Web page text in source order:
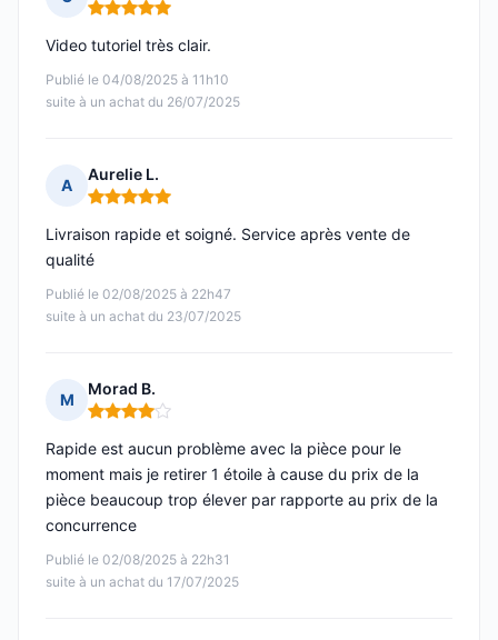
Note : 5 sur 5
Publié le 04/08/2025 à 11h10
suite à un achat du 26/07/2025
Video tutoriel très clair.
A
Aurelie L.
Note : 5 sur 5
Publié le 02/08/2025 à 22h47
suite à un achat du 23/07/2025
Livraison rapide et soigné. Service après vente de
qualité
M
Morad B.
Note : 4 sur 5
Publié le 02/08/2025 à 22h31
suite à un achat du 17/07/2025
Rapide est aucun problème avec la pièce pour le
moment mais je retirer 1 étoile à cause du prix de la
pièce beaucoup trop élever par rapporte au prix de la
concurrence